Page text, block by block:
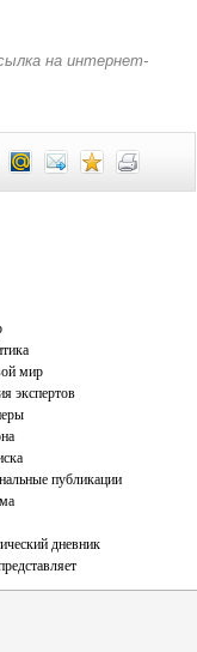
на интернет-
мир
экспертов
публикации
дневник